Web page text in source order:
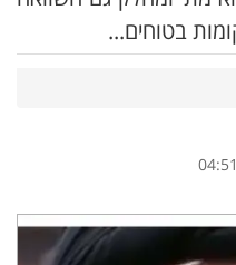
בטוחים...